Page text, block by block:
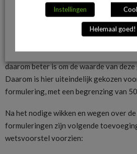
alle benodigdheden voor
opnemen. Volgens de experts bracht
met zich mee. Het is volgens hen
gaming-pc wel bescherming zou
daarom beter is om de waarde van
Daarom is hier uiteindelijk gekozen
formulering, met een begrenzing van
Na het nodige wikken en wegen over
formuleringen zijn volgende
wetsvoorstel voorzien:
Instellingen
Helemaal goed!